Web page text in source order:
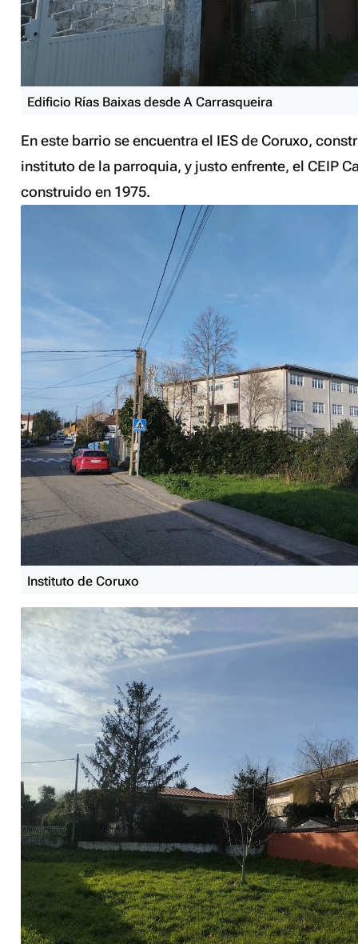
Edificio Rías Baixas desde A Carrasqueira
En este barrio se encuentra el IES de Coruxo,
instituto de la parroquia, y justo enfrente, el CEIP
construido en 1975.
Instituto de Coruxo